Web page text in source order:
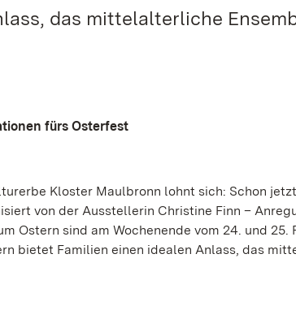
das mittelalterliche
fürs Osterfest
Kloster Maulbronn lohnt sich: Schon
von der Ausstellerin Christine Finn –
Ostern sind am Wochenende vom 24. und
bietet Familien einen idealen Anlass, das